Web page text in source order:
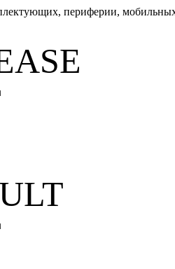
периферии, мобильных